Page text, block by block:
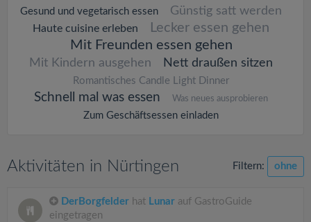
Gesund und vegetarisch essen Günstig satt werden
Haute cuisine erleben
Lecker essen gehen
Mit Freunden essen gehen
Mit Kindern ausgehen Nett draußen sitzen
Romantisches Candle Light Dinner
Schnell mal was essen Was neues ausprobieren
Zum Geschäftsessen einladen
Aktivitäten in Nürtingen Filtern: ohne
DerBorgfelder hat Lunar auf GastroGuide
eingetragen